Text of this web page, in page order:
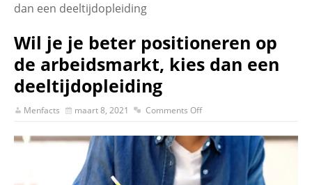
dan een deeltijdopleiding
Wil je je beter positioneren op
de arbeidsmarkt, kies dan een
deeltijdopleiding
Menfacts maart 8, 2021 Comments Off